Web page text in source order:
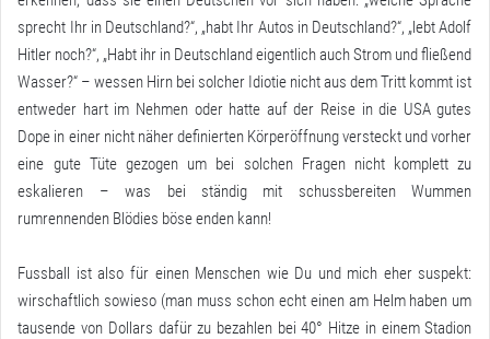
sprecht Ihr in Deutschland?“, „habt Ihr Autos in Deutschland?“, „lebt Adolf
Hitler noch?“, „Habt ihr in Deutschland eigentlich auch Strom und fließend
Wasser?“ – wessen Hirn bei solcher Idiotie nicht aus dem Tritt kommt ist
entweder hart im Nehmen oder hatte auf der Reise in die USA gutes
Dope in einer nicht näher definierten Körperöffnung versteckt und vorher
eine gute Tüte gezogen um bei solchen Fragen nicht komplett zu
eskalieren – was bei ständig mit schussbereiten Wummen
rumrennenden Blödies böse enden kann!
Fussball ist also für einen Menschen wie Du und mich eher suspekt:
wirschaftlich sowieso (man muss schon echt einen am Helm haben um
tausende von Dollars dafür zu bezahlen bei 40° Hitze in einem Stadion